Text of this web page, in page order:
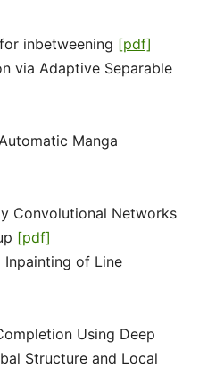
inbetweening [pdf]
via Adaptive Separable
Manga
Convolutional Networks
[pdf]
of Line
Using Deep
Structure and Local